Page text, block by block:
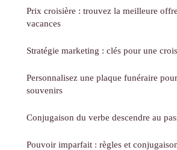
Prix croisière : trouvez la meilleure
vacances
Stratégie marketing : clés pour une
Personnalisez une plaque funéraire
souvenirs
Conjugaison du verbe descendre au
Pouvoir imparfait : règles et